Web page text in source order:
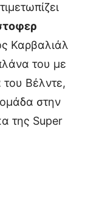
Καρβαλιάλ
του με
του Βέλντε,
ομάδα στην
της Super